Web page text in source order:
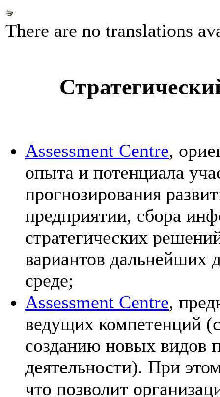
There are no translations
Assessment Centre,
опыта и потенциала
прогнозирования
предприятии, сбора
стратегических
вариантов дальнейших
среде;
Assessment Centre,
ведущих компетенций
созданию новых видов
деятельности). При
что позволит